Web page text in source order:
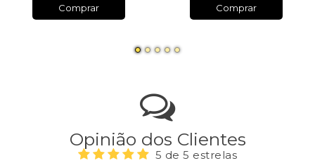
Comprar Comprar
Opinião dos Clientes
5 de 5 estrelas